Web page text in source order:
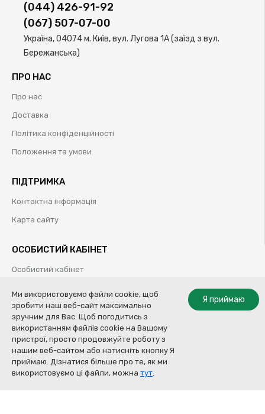
Купити
(044) 426-91-92
(067) 507-07-00
Україна, 04074 м. Київ, вул. Лугова 1А (заїзд з вул.
Бережанська)
ПРО НАС
Про нас
Доставка
Політика конфіденційності
Положення та умови
ПІДТРИМКА
Контактна інформація
Карта сайту
ОСОБИСТИЙ КАБІНЕТ
Особистий кабінет
Обрані товари
© Колор Систем ТОВ | Професійні рішення для кузовного ремонту |
2009-2020
Я приймаю
Ми використовуємо файли cookie, щоб
зробити наш веб-сайт максимально
зручним для Вас. Щоб погодитись з
використанням файлів cookie на Вашому
пристрої, просто продовжуйте роботу з
нашим веб-сайтом або натисніть кнопку Я
приймаю. Дізнатися більше про те, як ми
використовуємо ці файли, можна тут.